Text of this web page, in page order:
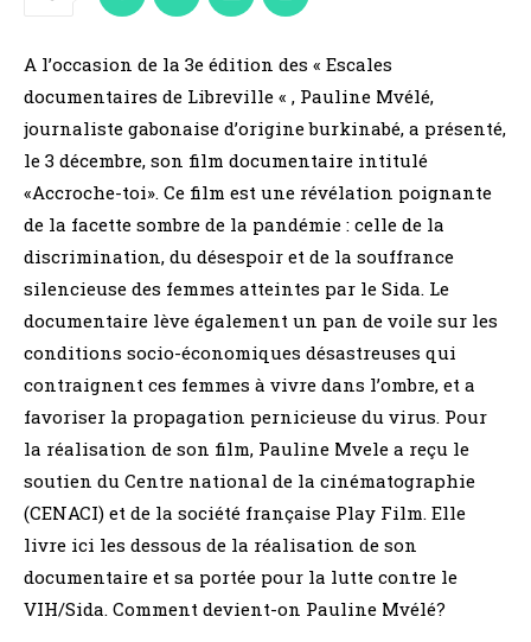
A l’occasion de la 3e édition des « Escales
documentaires de Libreville « , Pauline Mvélé,
journaliste gabonaise d’origine burkinabé, a présenté,
le 3 décembre, son film documentaire intitulé
«Accroche-toi». Ce film est une révélation poignante
de la facette sombre de la pandémie : celle de la
discrimination, du désespoir et de la souffrance
silencieuse des femmes atteintes par le Sida. Le
documentaire lève également un pan de voile sur les
conditions socio-économiques désastreuses qui
contraignent ces femmes à vivre dans l’ombre, et a
favoriser la propagation pernicieuse du virus. Pour
la réalisation de son film, Pauline Mvele a reçu le
soutien du Centre national de la cinématographie
(CENACI) et de la société française Play Film. Elle
livre ici les dessous de la réalisation de son
documentaire et sa portée pour la lutte contre le
VIH/Sida. Comment devient-on Pauline Mvélé?